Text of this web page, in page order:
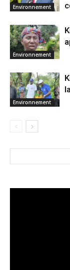
Environnement
Environnement
Environnement